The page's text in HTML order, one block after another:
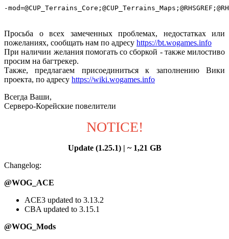
-
Просьба о всех замеченных проблемах, недостатках или
пожеланиях, сообщать нам по адресу https://bt.wogames.info
При наличии желания помогать со сборкой - также милостиво
просим на багтрекер.
Также, предлагаем присоединиться к заполнению Вики
проекта, по адресу https://wiki.wogames.info
Всегда Ваши,
Серверо-Корейские повелители
NOTICE!
Update (1.25.1) | ~ 1,21 GB
Changelog:
@WOG_ACE
ACE3 updated to 3.13.2
CBA updated to 3.15.1
@WOG_Mods